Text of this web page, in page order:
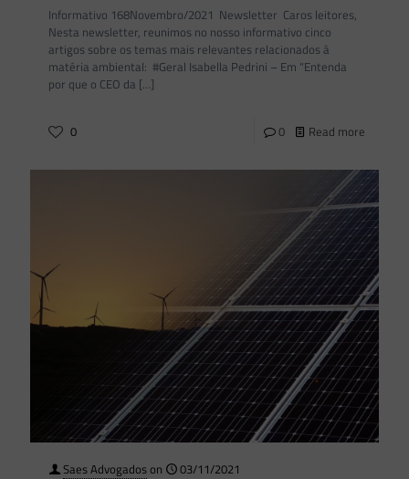
Informativo 168Novembro/2021 Newsletter Caros leitores,
Nesta newsletter, reunimos no nosso informativo cinco
artigos sobre os temas mais relevantes relacionados à
matéria ambiental: #Geral Isabella Pedrini – Em “Entenda
por que o CEO da […]
0 0 Read more
Saes Advogadoson
03/11/2021